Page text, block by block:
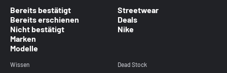
Bereits bestätigt
Bereits erschienen
Nicht bestätigt
Marken
Modelle
Streetwear
Deals
Nike
Wissen Dead Stock